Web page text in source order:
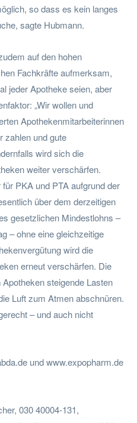
so dass es kein langes
sagte Hubmann.
auf den hohen
Fachkräfte aufmerksam,
jeder Apotheke seien, aber
„Wir wollen und
Apothekenmitarbeiterinnen
zahlen und gute
wird sich die
weiter verschärfen.
PKA und PTA aufgrund der
über dem derzeitigen
gesetzlichen Mindestlohns –
– ohne eine gleichzeitige
wird die
erneut verschärfen. Die
steigende Lasten
Luft zum Atmen abschnüren.
– und auch nicht
und www.expopharm.de
030 40004-131,